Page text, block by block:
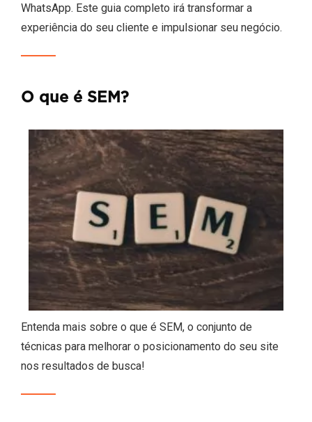
WhatsApp. Este guia completo irá transformar a
experiência do seu cliente e impulsionar seu negócio.
O que é SEM?
Entenda mais sobre o que é SEM, o conjunto de
técnicas para melhorar o posicionamento do seu site
nos resultados de busca!